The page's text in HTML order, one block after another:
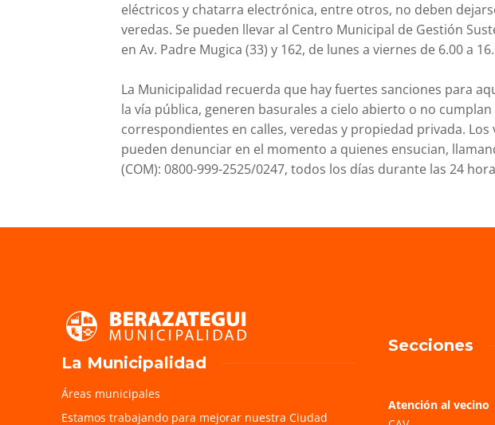
eléctricos y chatarra electrónica, entre otros, no deben
veredas. Se pueden llevar al Centro Municipal de Gestión
en Av. Padre Mugica (33) y 162, de lunes a viernes de 6.00 a
La Municipalidad recuerda que hay fuertes sanciones para
la vía pública, generen basurales a cielo abierto o no
correspondientes en calles, veredas y propiedad privada. Los
pueden denunciar en el momento a quienes ensucian,
(COM): 0800-999-2525/0247, todos los días durante las 24
La Municipalidad
Áreas municipales
Estamos trabajando para mejorar nuestra Ciudad
Secciones
Atención al vecino